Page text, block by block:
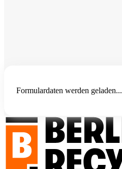
Formulardaten werden geladen...